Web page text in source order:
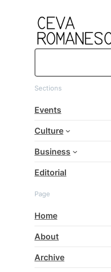
S
a
r
h
Sections
Events
Culture
Business
Editorial
Page
Home
About
Archive